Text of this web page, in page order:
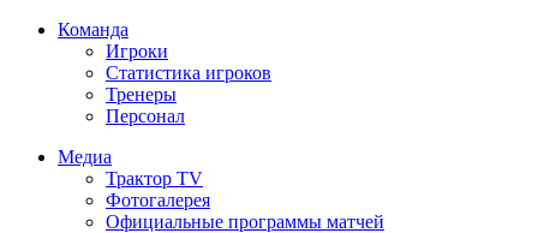
Команда
Игроки
Статистика игроков
Тренеры
Персонал
Медиа
Трактор TV
Фотогалерея
Официальные программы матчей